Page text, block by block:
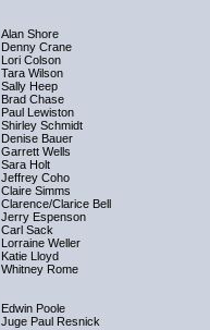
Alan Shore
Denny Crane
Lori Colson
Tara Wilson
Sally Heep
Brad Chase
Paul Lewiston
Shirley Schmidt
Denise Bauer
Garrett Wells
Sara Holt
Jeffrey Coho
Claire Simms
Clarence/Clarice Bell
Jerry Espenson
Carl Sack
Lorraine Weller
Katie Lloyd
Whitney Rome
Edwin Poole
Juge Paul Resnick